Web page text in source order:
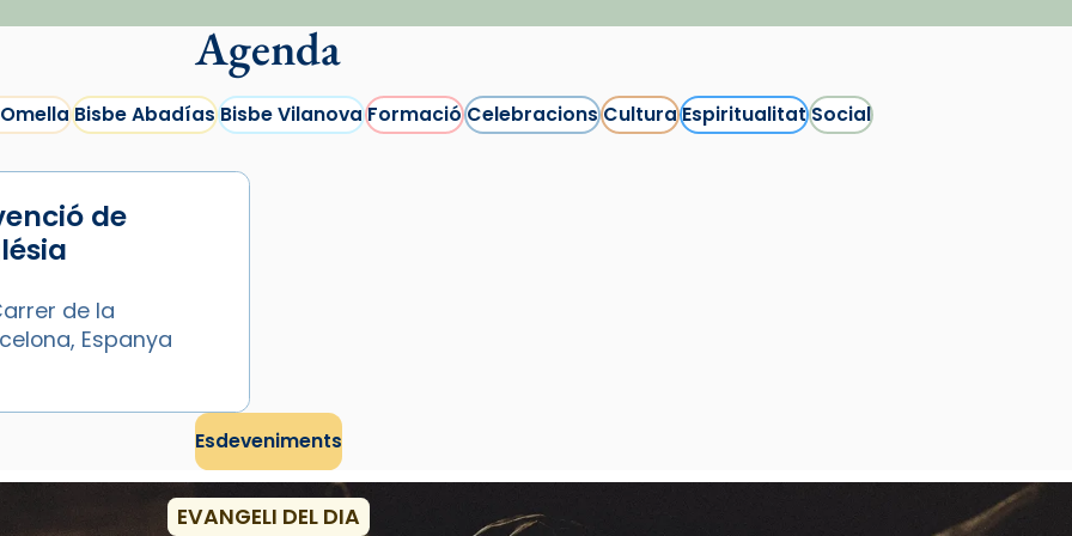
Agenda
Bisbe AbadíasBisbe VilanovaFormacióCelebracionsCulturaEspiritualitatSocial
de
de la
Espanya
Esdeveniments
EVANGELI DEL DIA